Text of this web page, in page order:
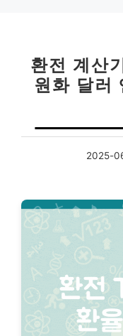
환전 계산
원화 달러
2025-